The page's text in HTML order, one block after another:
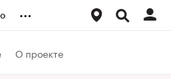
...
О проекте